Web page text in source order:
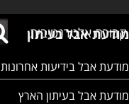
קבורה אלטרנטיבית
מודעת אבל בעיתון
מודעת אבל בידיעות אחרונות
מודעת אבל בעיתון הארץ